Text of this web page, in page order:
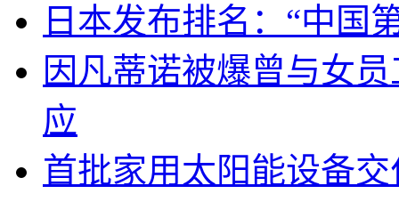
日本发布排名：“中国
因凡蒂诺被爆曾与女
应
首批家用太阳能设备